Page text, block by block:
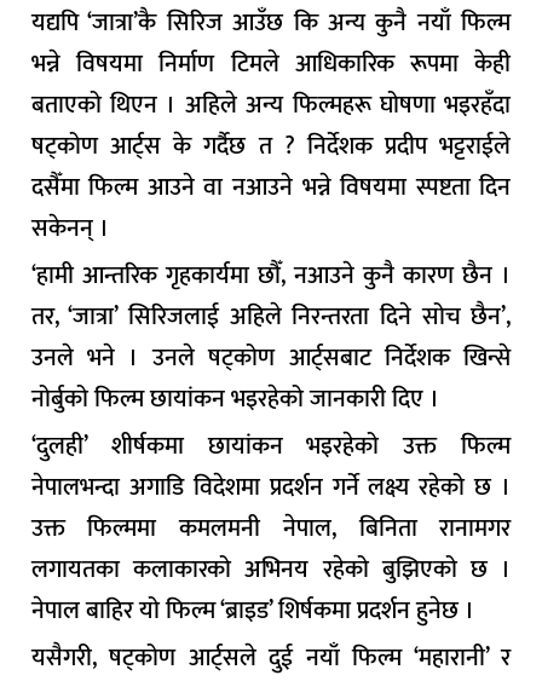
यद्यपि ‘जात्रा’कै सिरिज आउँछ कि अन्य कुनै नयाँ फिल्म
भन्ने विषयमा निर्माण टिमले आधिकारिक रूपमा केही
बताएको थिएन । अहिले अन्य फिल्महरू घोषणा भइरहँदा
षट्कोण आर्ट्स के गर्दैछ त ? निर्देशक प्रदीप भट्टराईले
दसैँमा फिल्म आउने वा नआउने भन्ने विषयमा स्पष्टता दिन
सकेनन् ।
‘हामी आन्तरिक गृहकार्यमा छौँ, नआउने कुनै कारण छैन ।
तर, ‘जात्रा’ सिरिजलाई अहिले निरन्तरता दिने सोच छैन’,
उनले भने । उनले षट्कोण आर्ट्सबाट निर्देशक खिन्से
नोर्बुको फिल्म छायांकन भइरहेको जानकारी दिए ।
‘दुलही’ शीर्षकमा छायांकन भइरहेको उक्त फिल्म
नेपालभन्दा अगाडि विदेशमा प्रदर्शन गर्ने लक्ष्य रहेको छ ।
उक्त फिल्ममा कमलमनी नेपाल, बिनिता रानामगर
लगायतका कलाकारको अभिनय रहेको बुझिएको छ ।
नेपाल बाहिर यो फिल्म ‘ब्राइड’ शिर्षकमा प्रदर्शन हुनेछ ।
यसैगरी, षट्कोण आर्ट्सले दुई नयाँ फिल्म ‘महारानी’ र